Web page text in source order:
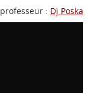
professeur : Dj Poska